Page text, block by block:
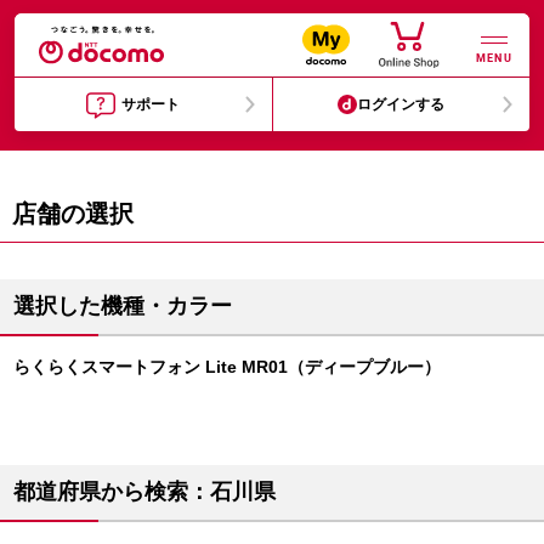
MENU
サポート ログインする
店舗の選択
選択した機種・カラー
らくらくスマートフォン Lite MR01（ディープブルー）
都道府県から検索：石川県